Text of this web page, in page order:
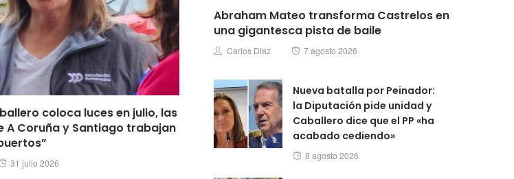
coloca luces en julio, las
A Coruña y Santiago trabajan
Posted
31 julio 2026
Abraham Mateo transforma Castrelos en
una gigantesca pista de baile
Author
Carlos Diaz
Posted
7 agosto 2026
Nueva batalla por Peinador:
la Diputación pide unidad y
Caballero dice que el PP «ha
acabado cediendo»
Posted
8 agosto 2026